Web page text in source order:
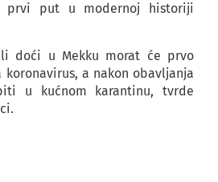
prvi put u modernoj historiji
doći u Mekku morat će prvo
a nakon obavljanja
u kućnom karantinu, tvrde